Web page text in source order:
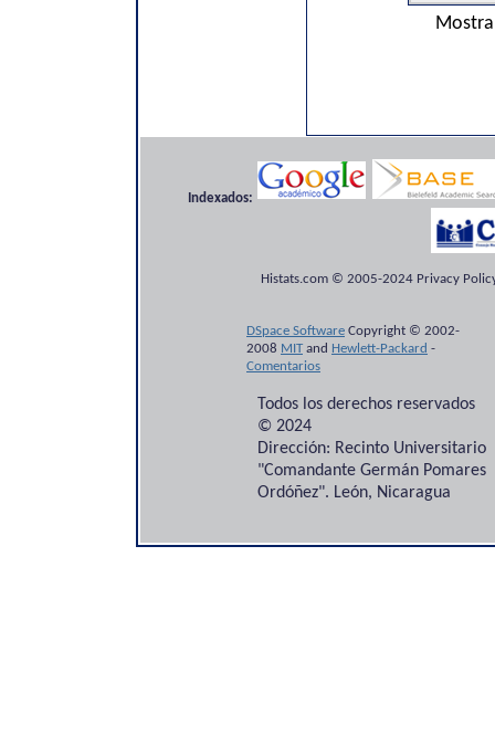
Indexados:
Histats.com © 2005-2024 Privacy
DSpace Software Copyright © 2002-
2008 MITand Hewlett-Packard -
Comentarios
Todos los derechos reservados
© 2024
Dirección: Recinto Universitario
"Comandante Germán Pomares
Ordóñez". León, Nicaragua